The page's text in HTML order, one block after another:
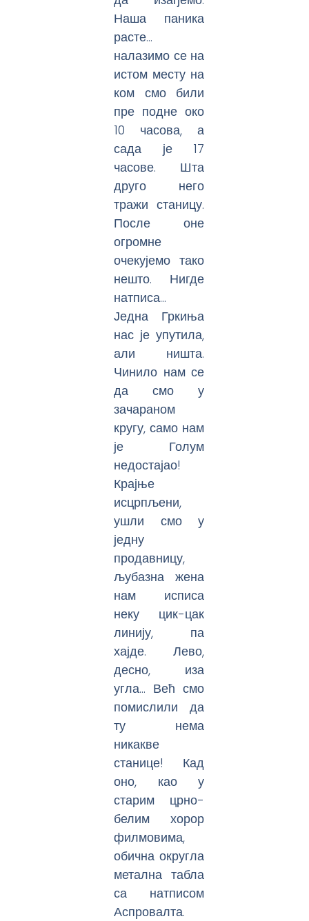
Наша паника
расте…
налазимо се на
истом месту на
ком смо били
пре подне око
10 часова, а
сада је 17
часове. Шта
друго него
тражи станицу.
После оне
огромне
очекујемо тако
нешто. Нигде
натписа…
Једна Гркиња
нас је упутила,
али ништа.
Чинило нам се
да смо у
зачараном
кругу, само нам
је Голум
недостајао!
Крајње
исцрпљени,
ушли смо у
једну
продавницу,
љубазна жена
нам исписа
неку цик-цак
линију, па
хајде. Лево,
десно, иза
угла… Већ смо
помислили да
ту нема
никакве
станице! Кад
оно, као у
старим црно-
белим хорор
филмовима,
обична округла
метална табла
са натписом
Аспровалта.